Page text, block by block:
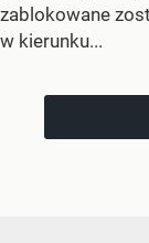
zablokowane
w kierunku...